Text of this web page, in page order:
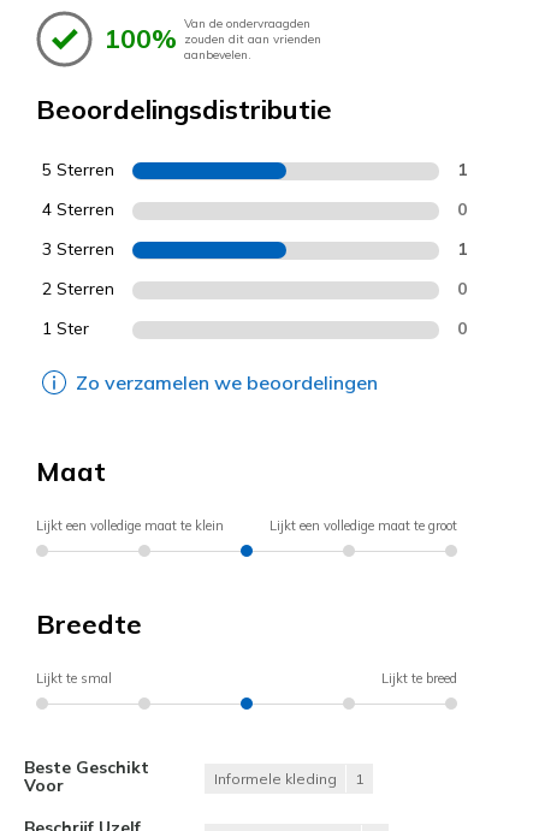
100% Van de ondervraagden
zouden dit aan vrienden
aanbevelen.
Beoordelingsdistributie
5 Sterren 1
4 Sterren 0
3 Sterren 1
2 Sterren 0
1 Ster 0
Zo verzamelen we beoordelingen
Maat
Lijkt een volledige maat te klein Lijkt een volledige maat te groot
Breedte
Lijkt te smal Lijkt te breed
Beste Geschikt
Voor
Informele kleding 1
Beschrijf Uzelf